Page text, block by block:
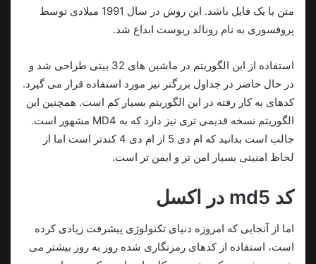
متن یا یک فایل باشد. این روش در سال 1991 میلادی توسط
پروفسوری به نام رونالد ریوست ابداع شد.
استفاده از این الگوریتم در ماشین های 32 بیتی طراحی شد و
در حال حاضر در جداول بزرگتر نیز مورد استفاده قرار می گیرد.
کدهای به کار رفته در این الگوریتم بسیار کم است. همچنین این
الگوریتم نسخه قدیمی تری نیز دارد که به MD4 مشهور است.
جالب است بدانید که ام دی 5 از ام دی 4 کندتر است اما از
لحاظ امنیتی بسیار امن تر و ایمن تر است.
کد md5 در اکسل
اما از آنجایی که امروزه دنیای تکنولوژی پیشرفت زیادی کرده
است، استفاده از کدهای رمزنگاری شده روز به روز بیشتر می